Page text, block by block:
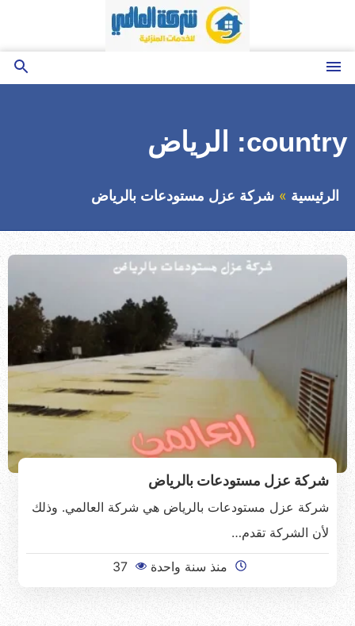
المحتوى
القائمة
بحث
country: الرياض
الرئيسية شركة عزل مستودعات بالرياض
شركة عزل مستودعات بالرياض
شركة عزل مستودعات بالرياض هي شركة العالمي. وذلك
لأن الشركة تقدم…
منذ سنة واحدة 37